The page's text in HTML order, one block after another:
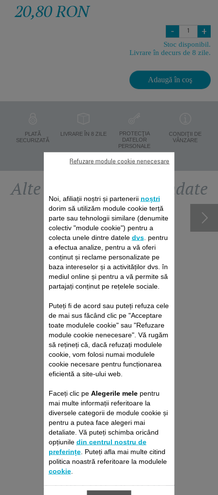
20,80 RON
- +
Stoc disponibil.
Livrare în decurs de 8 zile.
Adaugă în coş
PLATĂ
SECURIZATĂ
LIVRARE ÎN 8 ZILE
PROTECŢIA
DATELOR
PERSONALE
CONDIŢII DE
VÂNZARE
Alte accesorii recomandate
PERIUȚĂ CS-10000375
Pentru a garanta longevitatea
aparatului
Stoc disponibil.
15,60 RON
Adaugă în coş
Proiectat pentru 4
Noi, afiliații noștri și partenerii noștri
dorim să utilizăm module cookie terță
parte sau tehnologii similare (denumite
colectiv "module cookie") pentru a
colecta unele dintre datele dvs. pentru
a efectua analize, pentru a vă oferi
conținut și reclame personalizate pe
baza intereselor și a activităților dvs. în
mediul online și pentru a vă permite să
partajați conținut pe rețelele sociale.
Puteți fi de acord sau puteți refuza cele
de mai sus făcând clic pe "Acceptare
toate modulele cookie" sau "Refuzare
module cookie nenecesare". Vă rugăm
să rețineți că, dacă refuzați modulele
cookie, vom folosi numai modulele
cookie necesare pentru funcționarea
eficientă a site-ului web.
Faceți clic pe Alegerile melepentru
mai multe informații referitoare la
diversele categorii de module cookie și
pentru a putea face alegeri mai
detaliate. Vă puteți schimba oricând
opțiunile din centrul nostru de
preferințe. Puteți afla mai multe citind
politica noastră referitoare la modulele
cookie.
Refuzare module cookie nenecesare